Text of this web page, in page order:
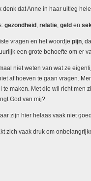
dat Anne in haar uitleg
gezondheid , relatie, geld en
vragen en het woordje pijn,
een grote behoefte om er
niet weten van wat ze
af hoeven te gaan vragen.
maken. Met die wil richt men
God van mij?
zijn hier helaas vaak niet
zich vaak druk om